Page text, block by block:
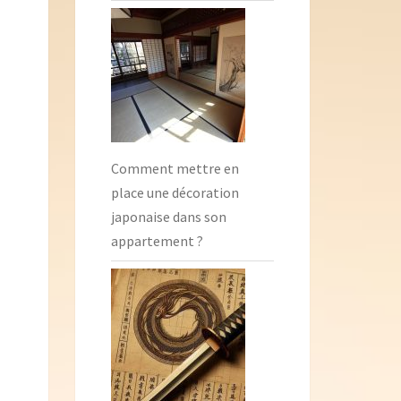
Comment mettre en
place une décoration
japonaise dans son
appartement ?